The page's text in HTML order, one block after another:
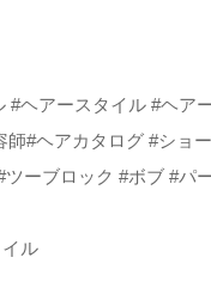
ヘアースタイル #ヘア
#ヘアカタログ #ショ
ーブロック #ボブ #パ
ル